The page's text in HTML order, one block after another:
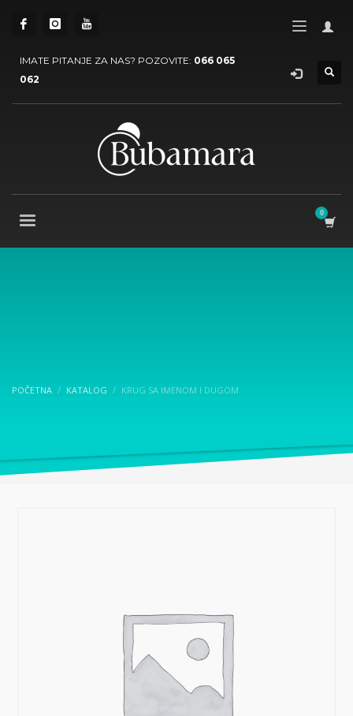
IMATE PITANJE ZA NAS? POZOVITE: 066 065
062
POČETNA KATALOG KRUG SA IMENOM I DUGOM